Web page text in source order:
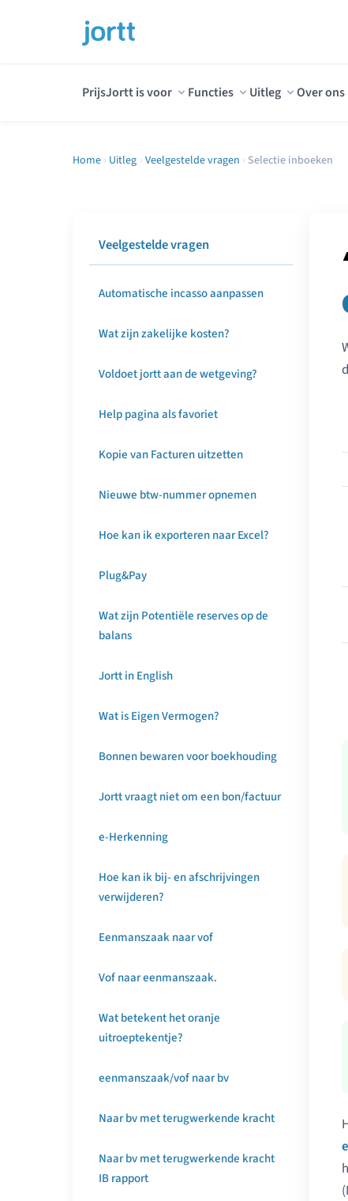
PrijsJortt is voor Functies Uitleg Over ons
Home › Uitleg › Veelgestelde vragen › Selectie inboeken
Veelgestelde vragen
Automatische incasso aanpassen
Wat zijn zakelijke kosten?
Voldoet jortt aan de wetgeving?
Help pagina als favoriet
Kopie van Facturen uitzetten
Nieuwe btw-nummer opnemen
Hoe kan ik exporteren naar Excel?
Plug&Pay
Wat zijn Potentiële reserves op de
balans
Jortt in English
Wat is Eigen Vermogen?
Bonnen bewaren voor boekhouding
Jortt vraagt niet om een bon/factuur
e-Herkenning
Hoe kan ik bij- en afschrijvingen
verwijderen?
Eenmanszaak naar vof
Vof naar eenmanszaak.
Wat betekent het oranje
uitroeptekentje?
eenmanszaak/vof naar bv
Naar bv met terugwerkende kracht
Naar bv met terugwerkende kracht
IB rapport